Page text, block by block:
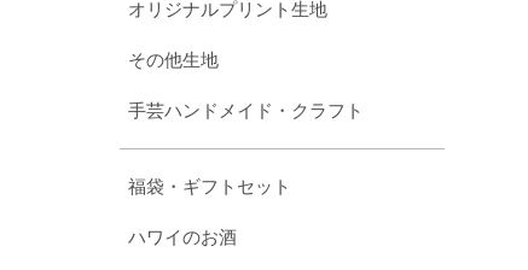
オリジナルプリント生地
その他生地
手芸ハンドメイド・クラフト
福袋・ギフトセット
ハワイのお酒